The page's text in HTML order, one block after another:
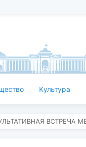
Kультура
ВСТРЕЧА